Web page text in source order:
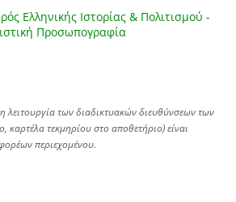
Ελληνικής Ιστορίας & Πολιτισμού -
Προσωπογραφία
λειτουργία των διαδικτυακών διευθύνσεων των
τεκμηρίου στο αποθετήριο) είναι
περιεχομένου.